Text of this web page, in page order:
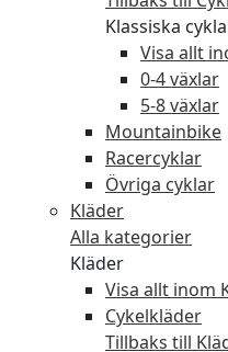
Klassiska
Visa allt
0-4 växlar
5-8 växlar
Mountainbike
Racercyklar
Övriga cyklar
Kläder
Alla kategorier
Kläder
Visa allt inom
Cykelkläder
Tillbaks till